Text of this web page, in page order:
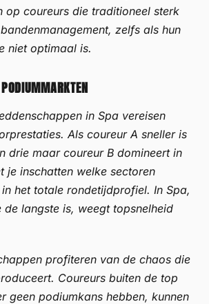
op coureurs die traditioneel sterk
zelfs als hun
niet optimaal is.
in Spa vereisen
Als coureur A sneller is
drie maar coureur B domineert in
je inschatten welke sectoren
het totale rondetijdprofiel. In Spa,
langste is, weegt topsnelheid
profiteren van de chaos die
Coureurs buiten de top
geen podiumkans hebben, kunnen